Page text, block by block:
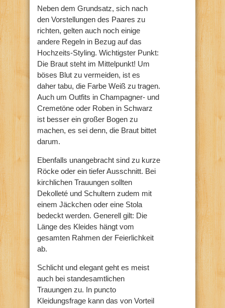
Neben dem Grundsatz, sich nach
den Vorstellungen des Paares zu
richten, gelten auch noch einige
andere Regeln in Bezug auf das
Hochzeits-Styling. Wichtigster Punkt:
Die Braut steht im Mittelpunkt! Um
böses Blut zu vermeiden, ist es
daher tabu, die Farbe Weiß zu tragen.
Auch um Outfits in Champagner- und
Cremetöne oder Roben in Schwarz
ist besser ein großer Bogen zu
machen, es sei denn, die Braut bittet
darum.
Ebenfalls unangebracht sind zu kurze
Röcke oder ein tiefer Ausschnitt. Bei
kirchlichen Trauungen sollten
Dekolleté und Schultern zudem mit
einem Jäckchen oder eine Stola
bedeckt werden. Generell gilt: Die
Länge des Kleides hängt vom
gesamten Rahmen der Feierlichkeit
ab.
Schlicht und elegant geht es meist
auch bei standesamtlichen
Trauungen zu. In puncto
Kleidungsfrage kann das von Vorteil